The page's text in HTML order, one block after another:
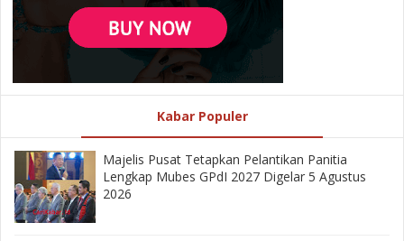
Kabar Populer
Majelis Pusat Tetapkan Pelantikan Panitia
Lengkap Mubes GPdI 2027 Digelar 5 Agustus
2026